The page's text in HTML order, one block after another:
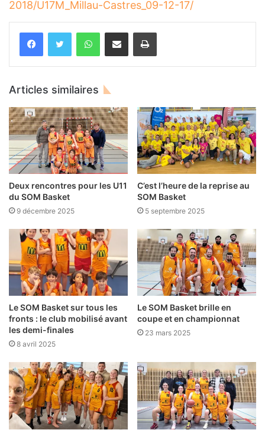
2018/U17M_Millau-Castres_09-12-17/
Articles similaires
Deux rencontres pour les U11
du SOM Basket
9 décembre 2025
C’est l’heure de la reprise au
SOM Basket
5 septembre 2025
Le SOM Basket sur tous les
fronts : le club mobilisé avant
les demi-finales
8 avril 2025
Le SOM Basket brille en
coupe et en championnat
23 mars 2025